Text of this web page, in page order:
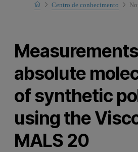
Home
Learn
Centro de conhecimento
absolute
of synthetic
using the
MALS 20